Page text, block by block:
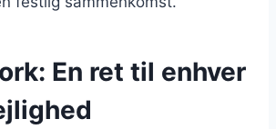
En ret til enhver